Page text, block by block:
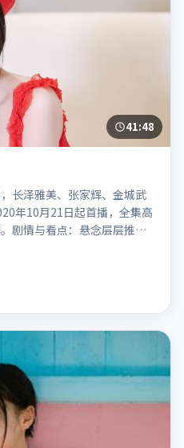
41:48
长泽雅美、张家辉、金城武
年10月21日起首播，全集高
剧情与看点：悬念层层推
料，适合推理爱好者。本片
」「悬疑」「法国」
关键词的影迷阅读简介与主